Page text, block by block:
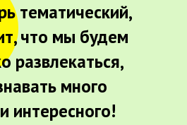
тематический,
что мы будем
развлекаться,
много
интересного!